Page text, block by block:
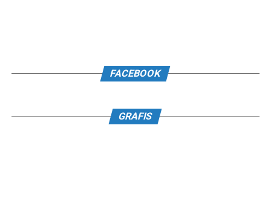
FACEBOOK
GRAFIS